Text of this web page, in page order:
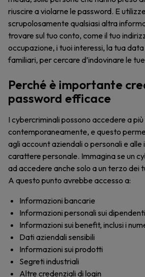
riuscire a violarne le password. E
scrupolosamente qualsiasi altra
trovare sul tuo conto, come il tuo
occupazione, i tuoi interessi, la tua
familiari, per cercare d’indovinare le
Perché è importante
password efficace
I cybercriminali possono accedere a
contemporaneamente, e questo
agli account aziendali o personali e alle
carattere personale. Immagina se un
ad accedere anche solo a un terzo dei
A questo punto avrebbe accesso a:
Informazioni bancarie
Informazioni personali sui dipendenti
Informazioni sui benefit, inclusi i
Dati aziendali sensibili
Informazioni sui prodotti
Segreti industriali
Altre credenziali di login